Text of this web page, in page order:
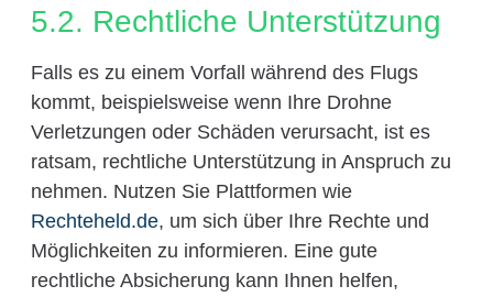
5.2. Rechtliche Unterstützung
Falls es zu einem Vorfall während des Flugs
kommt, beispielsweise wenn Ihre Drohne
Verletzungen oder Schäden verursacht, ist es
ratsam, rechtliche Unterstützung in Anspruch zu
nehmen. Nutzen Sie Plattformen wie
Rechteheld.de, um sich über Ihre Rechte und
Möglichkeiten zu informieren. Eine gute
rechtliche Absicherung kann Ihnen helfen,